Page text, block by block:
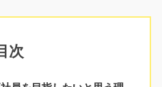
次